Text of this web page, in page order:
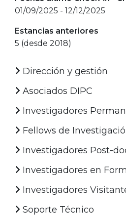
01/09/2025 - 12/12/2025
Estancias anteriores
5 (desde 2018)
Dirección y gestión
Asociados DIPC
Investigadores
Fellows de
Investigadores Post-
Investigadores en
Investigadores
Soporte Técnico